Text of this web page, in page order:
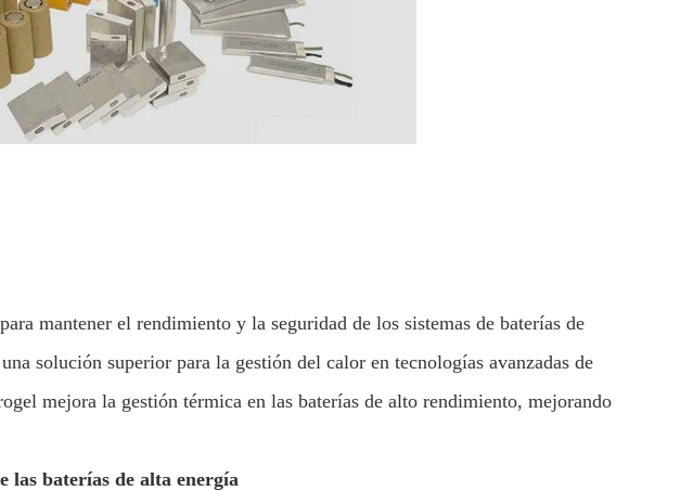
mantener el rendimiento y la seguridad de los sistemas de baterías de
solución superior para la gestión del calor en tecnologías avanzadas de
mejora la gestión térmica en las baterías de alto rendimiento, mejorando
las baterías de alta energía